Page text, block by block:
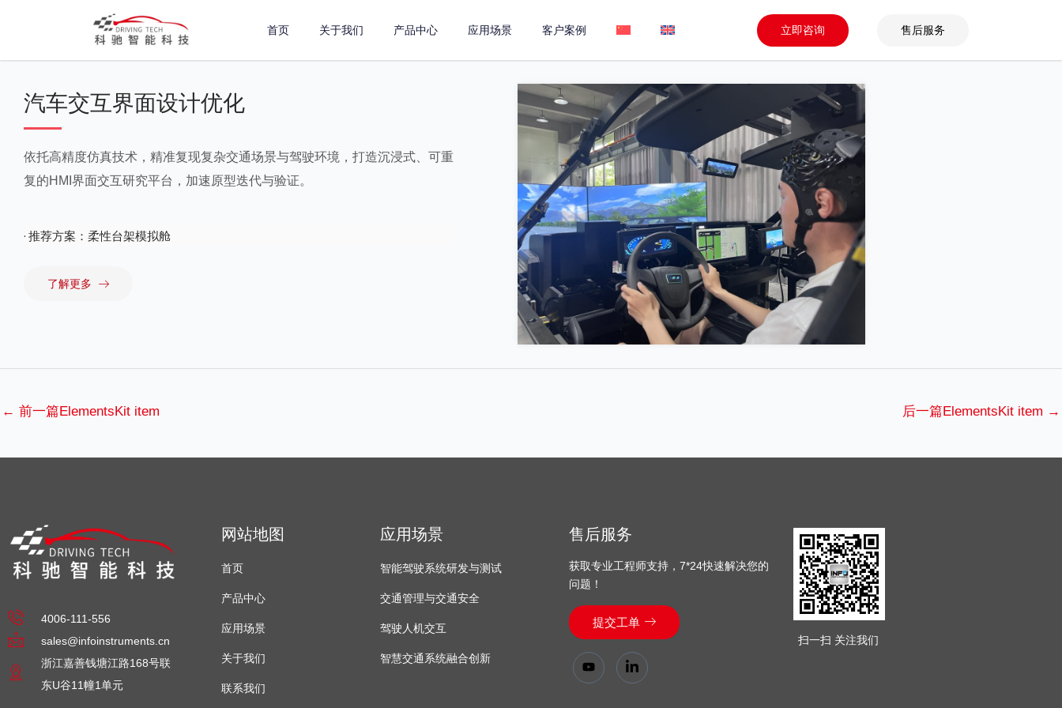
首页 关于我们 产品中心 应用场景 客户案例 立即咨询 售后服务
汽车交互界面设计优化
依托高精度仿真技术，精准复现复杂交通场景与驾驶环境，打造沉浸式、可重
复的HMI界面交互研究平台，加速原型迭代与验证。
· 推荐方案：柔性台架模拟舱
了解更多
← 前一篇ElementsKit item 后一篇ElementsKit item →
4006-111-556
sales@infoinstruments.cn
浙江嘉善钱塘江路168号联
东U谷11幢1单元
网站地图
首页
产品中心
应用场景
关于我们
联系我们
应用场景
智能驾驶系统研发与测试
交通管理与交通安全
驾驶人机交互
智慧交通系统融合创新
售后服务
获取专业工程师支持，7*24快速解决您的
问题！
提交工单
扫一扫 关注我们